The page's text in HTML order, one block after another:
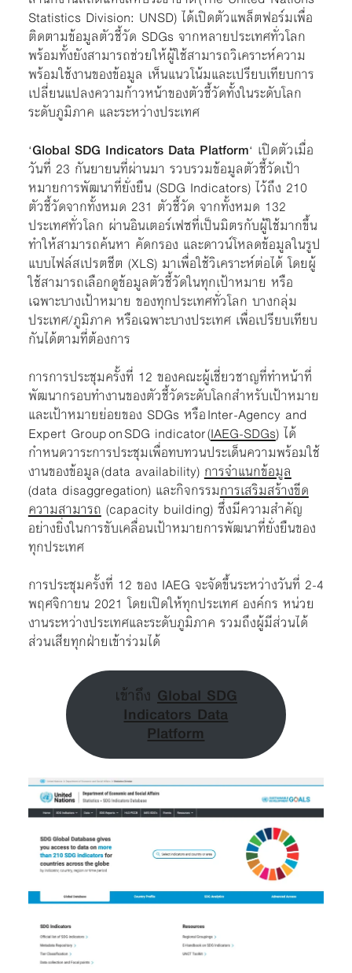
Statistics Division: UNSD) ได้เปิดตัวแพล็ตฟอร์มเพื่อ
ติดตามข้อมูลตัวชี้วัด SDGs จากหลายประเทศทั่วโลก
พร้อมทั้งยังสามารถช่วยให้ผู้ใช้สามารถวิเคราะห์ความ
พร้อมใช้งานของข้อมูล เห็นแนวโน้มและเปรียบเทียบการ
เปลี่ยนแปลงความก้าวหน้าของตัวชี้วัดทั้งในระดับโลก
ระดับภูมิภาค และระหว่างประเทศ
‘Global SDG Indicators Data Platform‘ เปิดตัวเมื่อ
วันที่ 23 กันยายนที่ผ่านมา รวบรวมข้อมูลตัวชี้วัดเป้า
หมายการพัฒนาที่ยั่งยืน (SDG Indicators) ไว้ถึง 210
ตัวชี้วัดจากทั้งหมด 231 ตัวชี้วัด จากทั้งหมด 132
ประเทศทั่วโลก ผ่านอินเตอร์เฟซที่เป็นมิตรกับผู้ใช้มากขึ้น
ทำให้สามารถค้นหา คัดกรอง และดาวน์โหลดข้อมูลในรูป
แบบไฟล์สเปรตชีต (XLS) มาเพื่อใช้วิเคราะห์ต่อได้ โดยผู้
ใช้สามารถเลือกดูข้อมูลตัวชี้วัดในทุกเป้าหมาย หรือ
เฉพาะบางเป้าหมาย ของทุกประเทศทั่วโลก บางกลุ่ม
ประเทศ/ภูมิภาค หรือเฉพาะบางประเทศ เพื่อเปรียบเทียบ
กันได้ตามที่ต้องการ
การการประชุมครั้งที่ 12 ของคณะผู้เชี่ยวชาญที่ทำหน้าที่
พัฒนากรอบทำงานของตัวชี้วัดระดับโลกสำหรับเป้าหมาย
และเป้าหมายย่อยของ SDGs หรือ Inter-Agency and
Expert Group on SDG indicator (IAEG-SDGs) ได้
กำหนดวาระการประชุมเพื่อทบทวนประเด็นความพร้อมใช้
งานของข้อมูล (data availability)การจำแนกข้อมูล
(data disaggregation) และกิจกรรมการเสริมสร้างขีด
ความสามารถ(capacity building) ซึ่งมีความสำคัญ
อย่างยิ่งในการขับเคลื่อนเป้าหมายการพัฒนาที่ยั่งยืนของ
ทุกประเทศ
การประชุมครั้งที่ 12 ของ IAEG จะจัดขึ้นระหว่างวันที่ 2-4
พฤศจิกายน 2021 โดยเปิดให้ทุกประเทศ องค์กร หน่วย
งานระหว่างประเทศและระดับภูมิภาค รวมถึงผู้มีส่วนได้
ส่วนเสียทุกฝ่ายเข้าร่วมได้
เข้าถึง Global SDG
Indicators Data
Platform